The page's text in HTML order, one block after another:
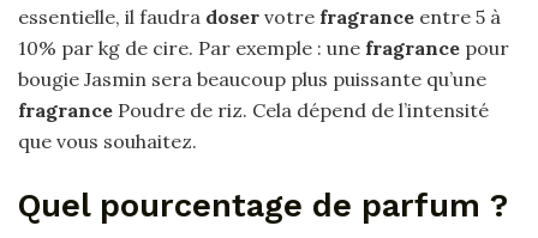
essentielle, il faudra doser votre fragrance entre 5 à
10% par kg de cire. Par exemple : une fragrance pour
bougie Jasmin sera beaucoup plus puissante qu’une
fragrance Poudre de riz. Cela dépend de l’intensité
que vous souhaitez.
Quel pourcentage de parfum ?